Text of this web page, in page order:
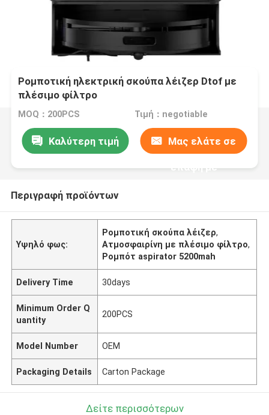
Ρομποτική ηλεκτρική σκούπα λέιζερ Dtof με
πλέσιμο φίλτρο
MOQ：200PCS Τιμή：negotiable
Καλύτερη τιμή Μας ελάτε σε
επαφή με
Περιγραφή προϊόντων
Υψηλό φως:
Ρομποτική σκούπα λέιζερ,
Ατμοσφαιρίνη με πλέσιμο φίλτρο,
Ρομπότ aspirator 5200mah
Delivery Time 30days
Minimum Order Q
uantity
200PCS
Model Number OEM
Packaging Details Carton Package
Δείτε περισσότερων